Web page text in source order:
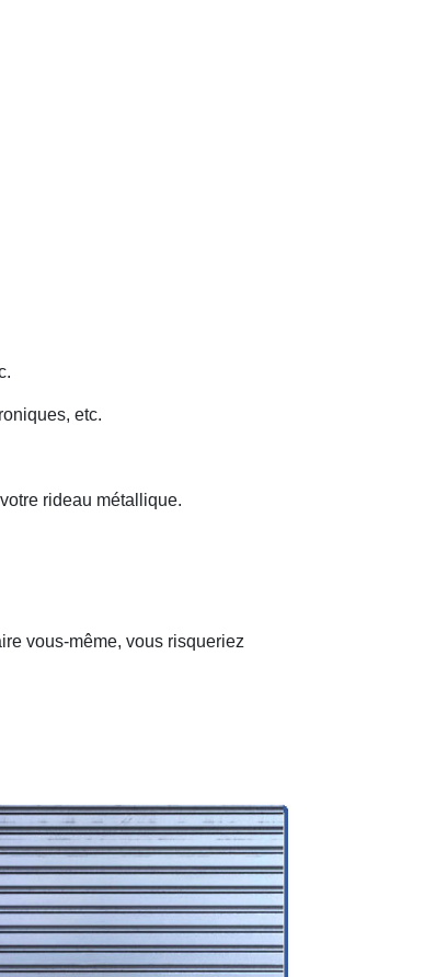
etc.
rideau métallique.
vous-même, vous risqueriez